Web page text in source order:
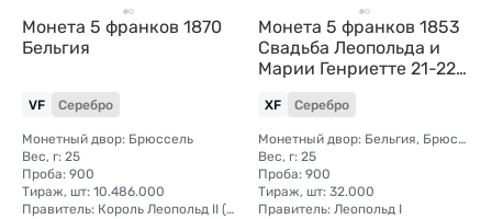
Монета 5 франков 1870
Бельгия
VF Серебро
Монетный двор: Брюссель
Вес, г: 25
Проба: 900
Тираж, шт: 10.486.000
Правитель: Король Леопольд II (1865 - 1909)
Монета 5 франков 1853
Свадьба Леопольда и
Марии Генриетте 21-22
Бельгия
XF Серебро
Монетный двор: Бельгия, Брюссель
Вес, г: 25
Проба: 900
Тираж, шт: 32.000
Правитель: Леопольд I